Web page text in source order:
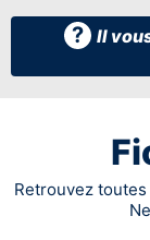
? Il
Retrouvez